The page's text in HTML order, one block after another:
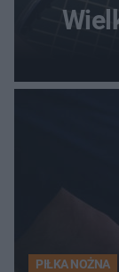
PIŁKA NOŻNA